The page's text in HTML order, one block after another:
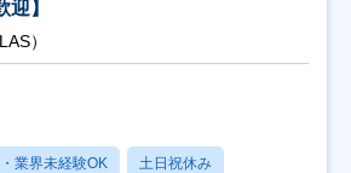
】
）
業界未経験OK 土日祝休み